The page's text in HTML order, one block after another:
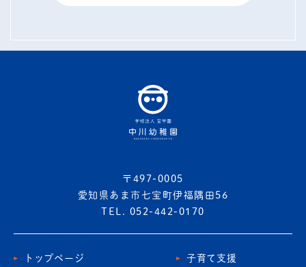
〒497-0005
愛知県あま市七宝町伊福隅田56
TEL. 052-442-0170
トップページ 子育て支援